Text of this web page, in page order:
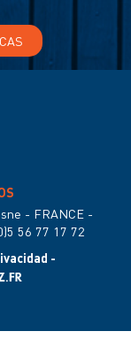
- FRANCE-
56 77 17 72
-